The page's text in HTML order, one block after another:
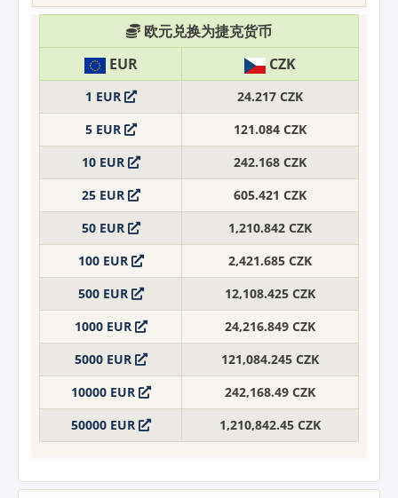
欧元兑换为捷克货币
EUR
CZK
1 EUR
24.217 CZK
5 EUR
121.084 CZK
10 EUR
242.168 CZK
25 EUR
605.421 CZK
50 EUR
1,210.842 CZK
100 EUR
2,421.685 CZK
500 EUR
12,108.425 CZK
1000 EUR
24,216.849 CZK
5000 EUR
121,084.245 CZK
10000 EUR
242,168.49 CZK
50000 EUR
1,210,842.45 CZK